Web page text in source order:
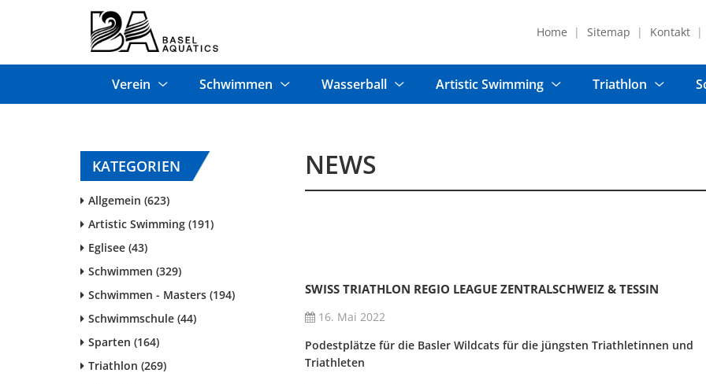
Home Sitemap Kontakt
Verein Schwimmen Wasserball Artistic Swimming Triathlon
KATEGORIEN
Allgemein (623)
Artistic Swimming (191)
Eglisee (43)
Schwimmen (329)
Schwimmen - Masters (194)
Schwimmschule (44)
Sparten (164)
Triathlon (269)
NEWS
SWISS TRIATHLON REGIO LEAGUE ZENTRALSCHWEIZ & TESSIN
16. Mai 2022
Podestplätze für die Basler Wildcats für die jüngsten Triathletinnen und
Triathleten